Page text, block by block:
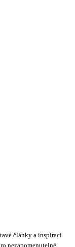
články a inspiraci
nezapomenutelné